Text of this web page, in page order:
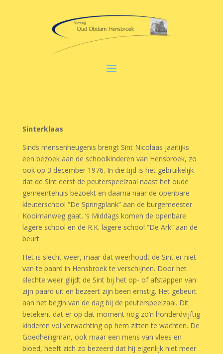
Sinterklaas
Sinds mensenheugenis brengt Sint Nicolaas jaarlijks
een bezoek aan de schoolkinderen van Hensbroek, zo
ook op 3 december 1976. In die tijd is het gebruikelijk
dat de Sint eerst de peuterspeelzaal naast het oude
gemeentehuis bezoekt en daarna naar de openbare
kleuterschool “De Springplank” aan de burgemeester
Kooimanweg gaat. ’s Middags komen de openbare
lagere school en de R.K. lagere school “De Ark” aan de
beurt.
Het is slecht weer, maar dat weerhoudt de Sint er niet
van te paard in Hensbroek te verschijnen. Door het
slechte weer glijdt de Sint bij het op- of afstappen van
zijn paard uit en bezeert zijn been ernstig. Het gebeurt
aan het begin van de dag bij de peuterspeelzaal. Dit
betekent dat er op dat moment nog zo’n honderdvijftig
kinderen vol verwachting op hem zitten te wachten. De
Goedheiligman, ook maar een mens van vlees en
bloed, heeft zich zo bezeerd dat hij eigenlijk niet meer